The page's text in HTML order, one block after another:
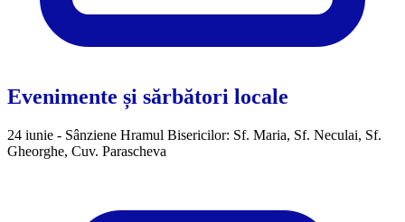
Evenimente și sărbători locale
24 iunie - Sânziene Hramul Bisericilor: Sf. Maria, Sf. Neculai, Sf.
Gheorghe, Cuv. Parascheva